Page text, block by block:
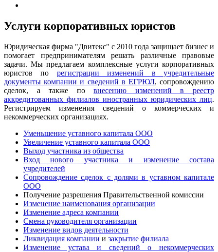
Услуги корпоративных юристов
Юридическая фирма "Двитекс" с 2010 года защищает бизнес и
помогает предпринимателям решать различные правовые
задачи. Мы предлагаем комплексные услуги корпоративных
юристов по регистрации изменений в учредительные
документы компании и сведений в ЕГРЮЛ, сопровождению
сделок, а также повнесению изменений в реестр
аккредитованных филиалов иностранных юридических лиц.
Регистрируем изменения сведений о коммерческих и
некоммерческих организациях.
Уменьшение уставного капитала ООО
Увеличение уставного капитала ООО
Выход участника из общества
Вход нового участника и изменение состава
учредителей
Сопровождение сделок с долями в уставном капитале
ООО
Получение разрешения Правительственной комиссии
Изменение наименования организации
Изменение адреса компании
Смена руководителя организации
Изменение видов деятельности
Ликвидация компании и закрытие филиала
Изменение устава и сведений о некоммерческих